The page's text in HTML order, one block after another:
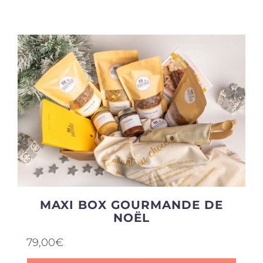
Produits sains
Click and collect
Traiteur
Cours
Accessoires
MAXI BOX GOURMANDE DE
NOËL
79,00€